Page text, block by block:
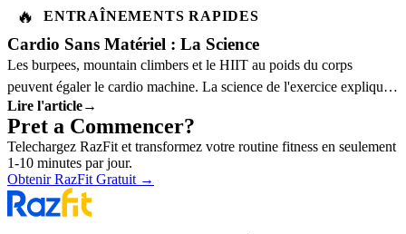
🔥 ENTRAÎNEMENTS RAPIDES
Cardio Sans Matériel : La Science
Les burpees, mountain climbers et le HIIT au poids du corps
peuvent égaler le cardio machine. La science de l'exercice explique
pourquoi.
Lire l'article→
Pret a Commencer?
Telechargez RazFit et transformez votre routine fitness en seulement
1-10 minutes par jour.
Obtenir RazFit Gratuit →